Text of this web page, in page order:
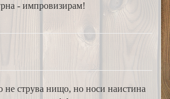
- импровизирам!
не струва нищо, но носи наистина